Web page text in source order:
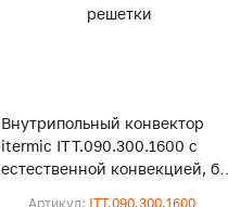
Внутрипольный конвектор
itermic ITT.090.300.1600 с
естественной конвекцией, без
Артикул: ITT.090.300.1600